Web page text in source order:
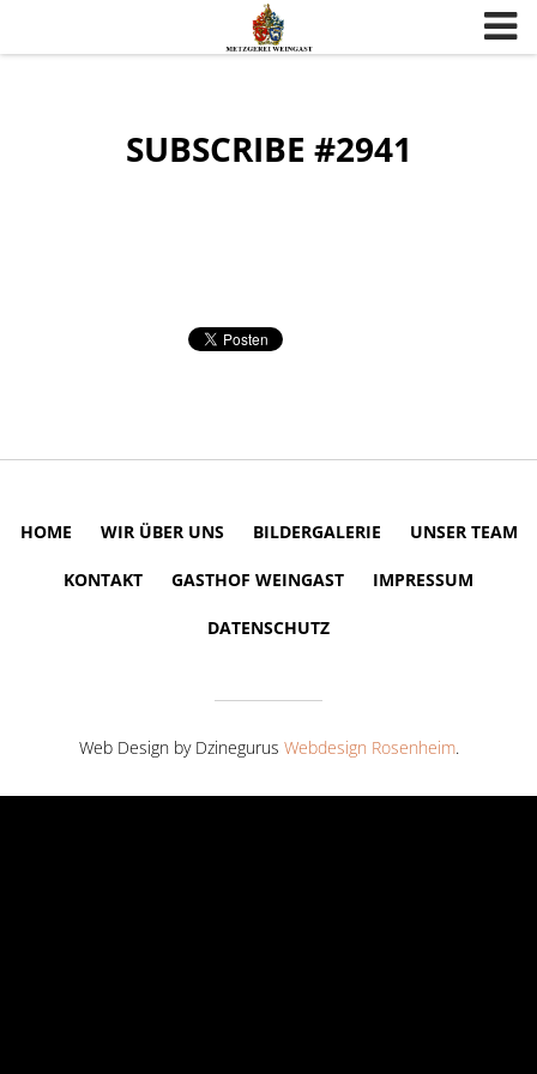
SUBSCRIBE #2941
HOME WIR ÜBER UNS BILDERGALERIE UNSER TEAM
KONTAKT GASTHOF WEINGAST IMPRESSUM
DATENSCHUTZ
Web Design by Dzinegurus Webdesign Rosenheim.